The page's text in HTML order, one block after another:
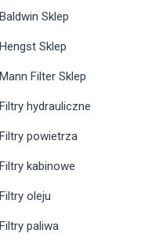
Baldwin Sklep
Hengst Sklep
Mann Filter Sklep
Filtry hydrauliczne
Filtry powietrza
Filtry kabinowe
Filtry oleju
Filtry paliwa